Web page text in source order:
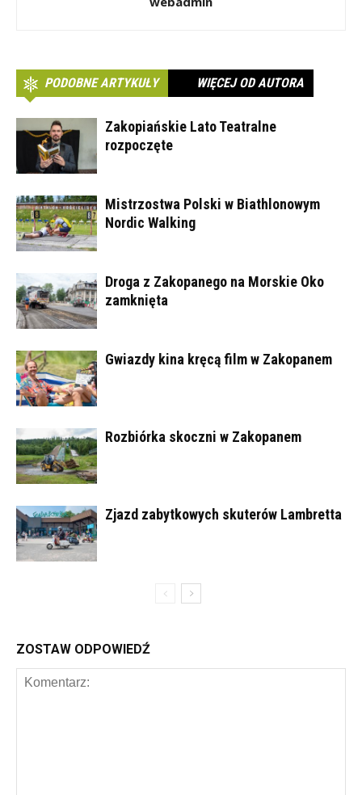
PODOBNE ARTYKUŁY WIĘCEJ OD AUTORA
Zakopiańskie Lato Teatralne
rozpoczęte
Mistrzostwa Polski w Biathlonowym
Nordic Walking
Droga z Zakopanego na Morskie Oko
zamknięta
Gwiazdy kina kręcą film w Zakopanem
Rozbiórka skoczni w Zakopanem
Zjazd zabytkowych skuterów Lambretta
ZOSTAW ODPOWIEDŹ